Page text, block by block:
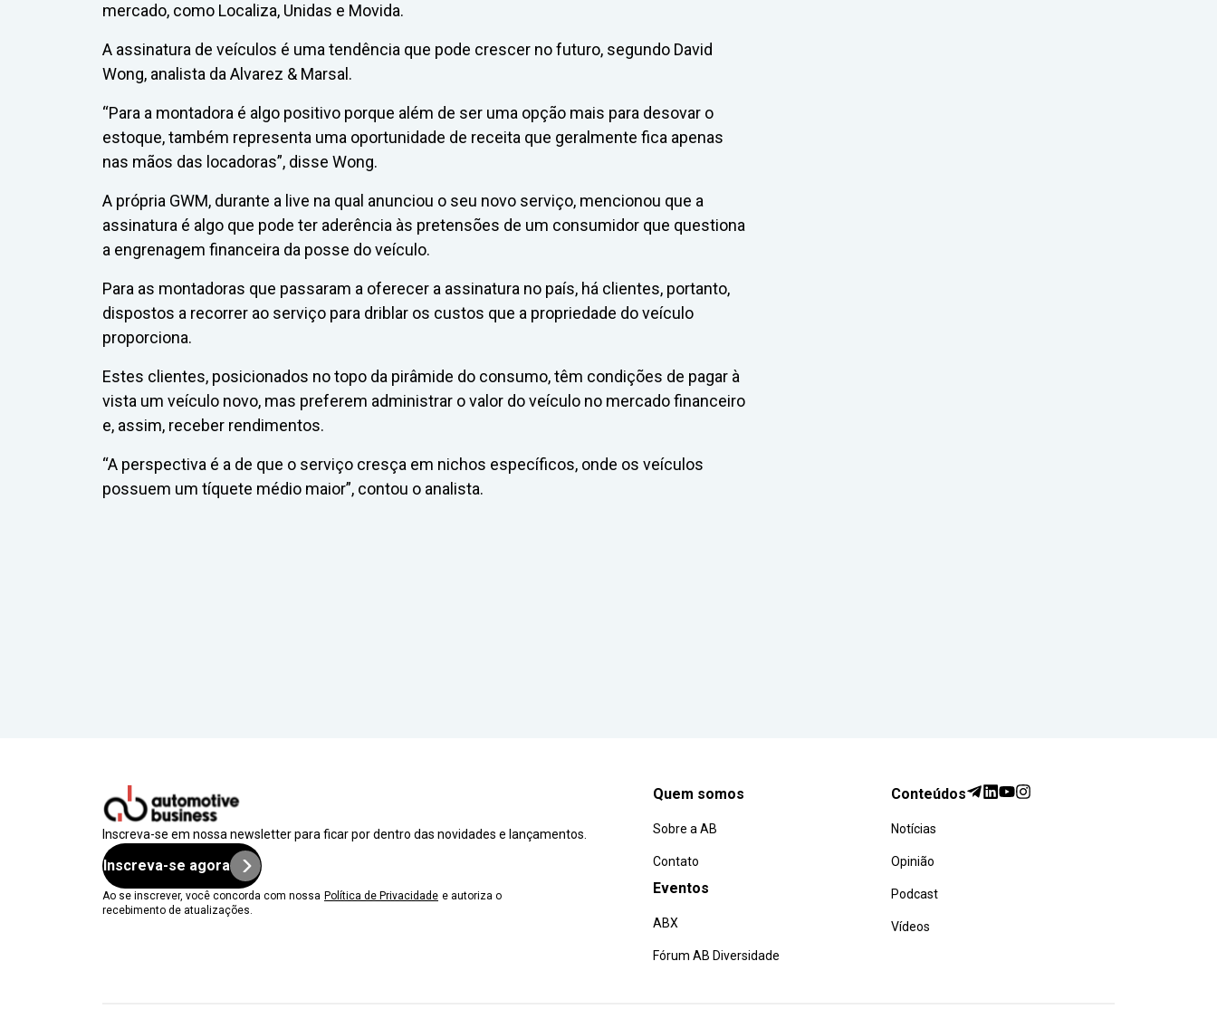
mercado, como Localiza, Unidas e Movida.
A assinatura de veículos é uma tendência que pode crescer no futuro, segundo David
Wong, analista da Alvarez & Marsal.
“Para a montadora é algo positivo porque além de ser uma opção mais para desovar o
estoque, também representa uma oportunidade de receita que geralmente fica apenas
nas mãos das locadoras”, disse Wong.
A própria GWM, durante a live na qual anunciou o seu novo serviço, mencionou que a
assinatura é algo que pode ter aderência às pretensões de um consumidor que questiona
a engrenagem financeira da posse do veículo.
Para as montadoras que passaram a oferecer a assinatura no país, há clientes, portanto,
dispostos a recorrer ao serviço para driblar os custos que a propriedade do veículo
proporciona.
Estes clientes, posicionados no topo da pirâmide do consumo, têm condições de pagar à
vista um veículo novo, mas preferem administrar o valor do veículo no mercado financeiro
e, assim, receber rendimentos.
“A perspectiva é a de que o serviço cresça em nichos específicos, onde os veículos
possuem um tíquete médio maior”, contou o analista.
Inscreva-se em nossa newsletter para ficar por dentro das novidades e lançamentos.
Inscreva-se agora
Ao se inscrever, você concorda com nossa Política de Privacidade e autoriza o
recebimento de atualizações.
Quem somos
Sobre a AB
Contato
Eventos
ABX
Fórum AB Diversidade
Conteúdos
Notícias
Opinião
Podcast
Vídeos